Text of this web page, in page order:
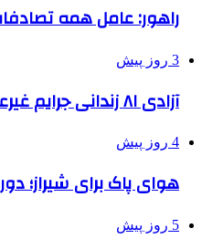
راهور: عامل همه
3 روز پیش
آزادی ۸۱ زندانی جرایم غیرعمد در تهران همزمان با اربعین
4 روز پیش
هوای پاک برای شیراز؛
5 روز پیش